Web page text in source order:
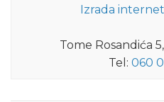
Izrada
Tome Rosandića
Tel: 060 0